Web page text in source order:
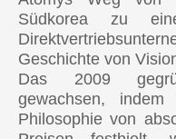
Südkorea zu
Geschichte von
Das 2009
gewachsen,
Philosophie von